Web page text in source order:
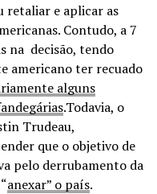
retaliar e aplicar as
Contudo, a 7
na decisão, tendo
americano ter recuado
alguns
.Todavia, o
Trudeau,
que o objetivo de
pelo derrubamento da
anexar” o país.